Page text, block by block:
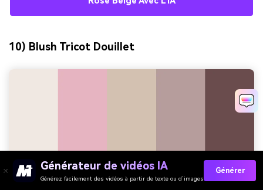
10) Blush Tricot Douillet
Générateur de vidéos IA
Générez facilement des vidéos à partir de texte ou d’images
Générer